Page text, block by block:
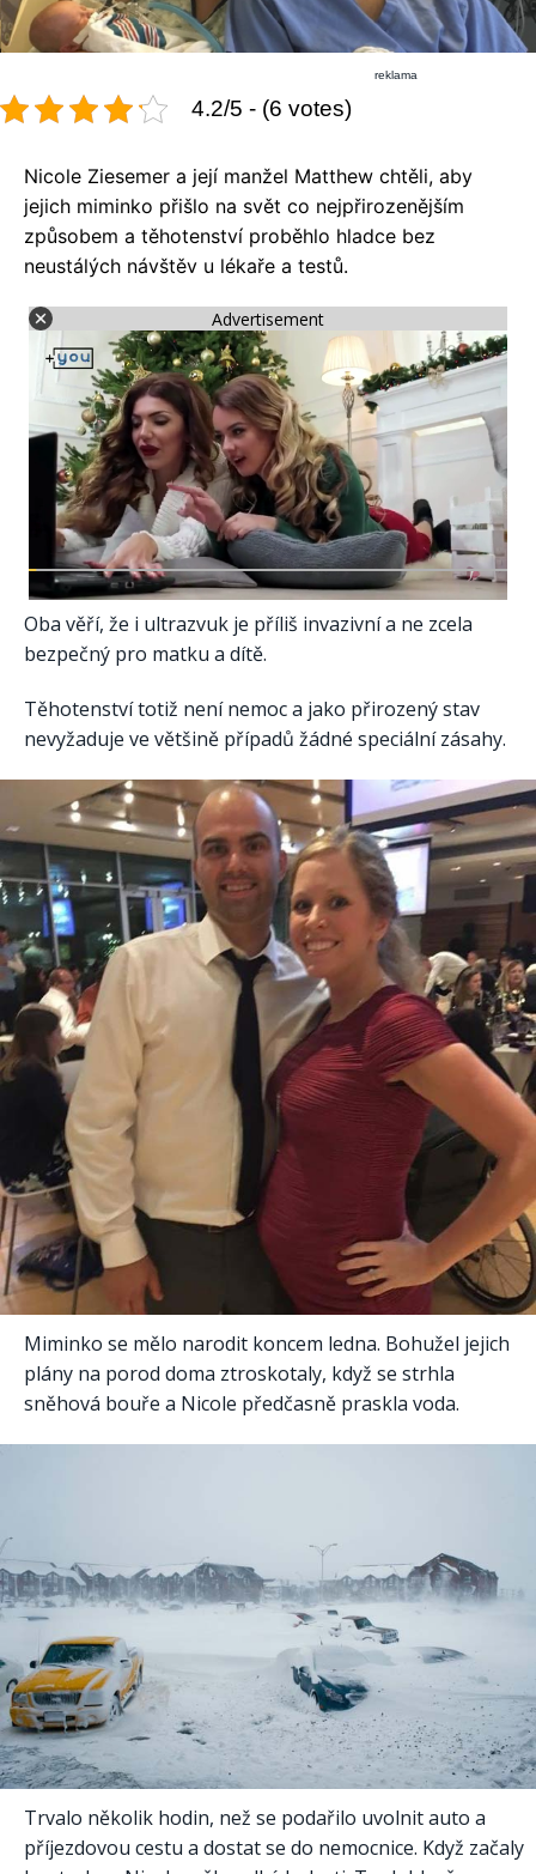
reklama
4.2/5 - (6 votes)
Nicole Ziesemer a její manžel Matthew chtěli, aby
jejich miminko přišlo na svět co nejpřirozenějším
způsobem a těhotenství proběhlo hladce bez
neustálých návštěv u lékaře a testů.
Advertisement
Oba věří, že i ultrazvuk je příliš invazivní a ne zcela
bezpečný pro matku a dítě.
Těhotenství totiž není nemoc a jako přirozený stav
nevyžaduje ve většině případů žádné speciální zásahy.
Miminko se mělo narodit koncem ledna. Bohužel jejich
plány na porod doma ztroskotaly, když se strhla
sněhová bouře a Nicole předčasně praskla voda.
Trvalo několik hodin, než se podařilo uvolnit auto a
příjezdovou cestu a dostat se do nemocnice. Když začaly